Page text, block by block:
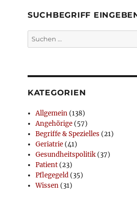
SUCHBEGRIFF
Suchen
nach:
KATEGORIEN
Allgemein (138)
Angehörige (57)
Begriffe & Spezielles (21)
Geriatrie (41)
Gesundheitspolitik (37)
Patient (23)
Pflegegeld (35)
Wissen (31)